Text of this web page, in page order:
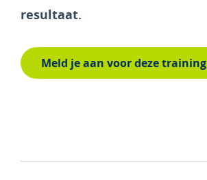
resultaat.
Meld je aan voor deze training